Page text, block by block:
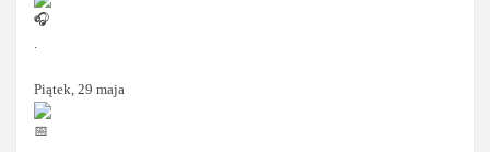
Piątek, 29 maja